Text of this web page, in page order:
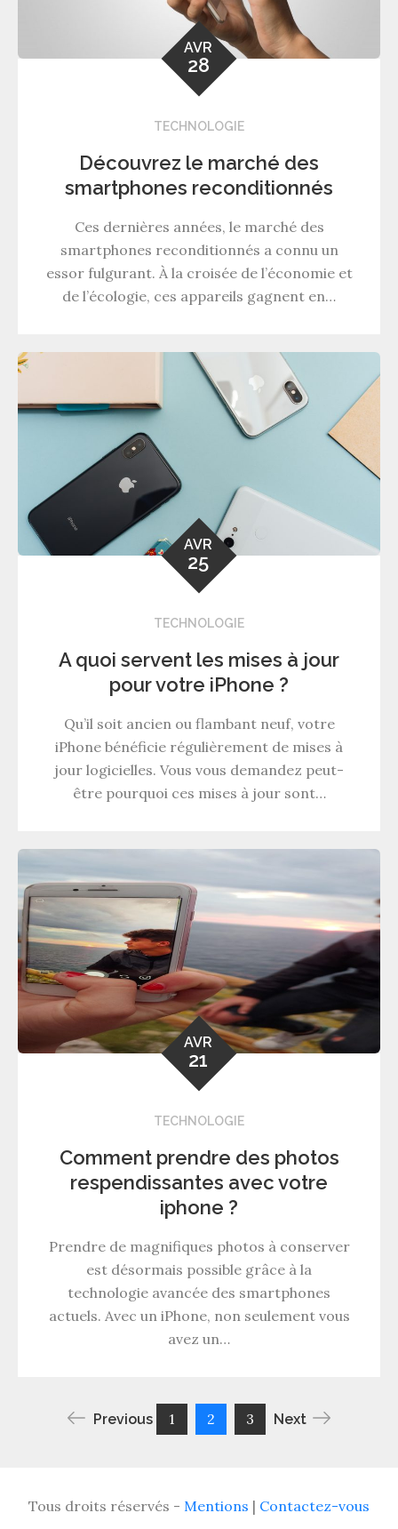
AVR
28
TECHNOLOGIE
Découvrez le marché des
smartphones reconditionnés
Ces dernières années, le marché des
smartphones reconditionnés a connu un
essor fulgurant. À la croisée de l’économie et
de l’écologie, ces appareils gagnent en…
AVR
25
TECHNOLOGIE
A quoi servent les mises à jour
pour votre iPhone ?
Qu’il soit ancien ou flambant neuf, votre
iPhone bénéficie régulièrement de mises à
jour logicielles. Vous vous demandez peut-
être pourquoi ces mises à jour sont…
AVR
21
TECHNOLOGIE
Comment prendre des photos
respendissantes avec votre
iphone ?
Prendre de magnifiques photos à conserver
est désormais possible grâce à la
technologie avancée des smartphones
actuels. Avec un iPhone, non seulement vous
avez un…
Pagination
Previous 1 2 3 Next
Tous droits réservés - Mentions | Contactez-vous